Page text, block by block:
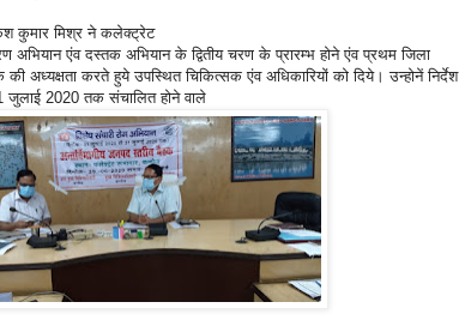
कुमार मिश्र ने कलेक्ट्रेट
अभियान एंव दस्तक अभियान के द्वितीय चरण के प्रारम्भ होने एंव प्रथम जिला
की अध्यक्षता करते हुये उपस्थित चिकित्सक एंव अधिकारियों को दिये। उन्होनें निर्देश
2020 तक संचालित होने वाले